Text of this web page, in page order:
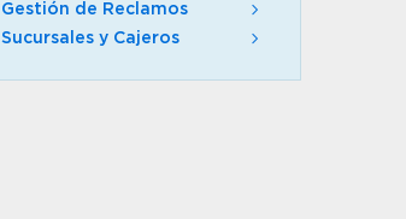
Gestión de Reclamos
Sucursales y Cajeros